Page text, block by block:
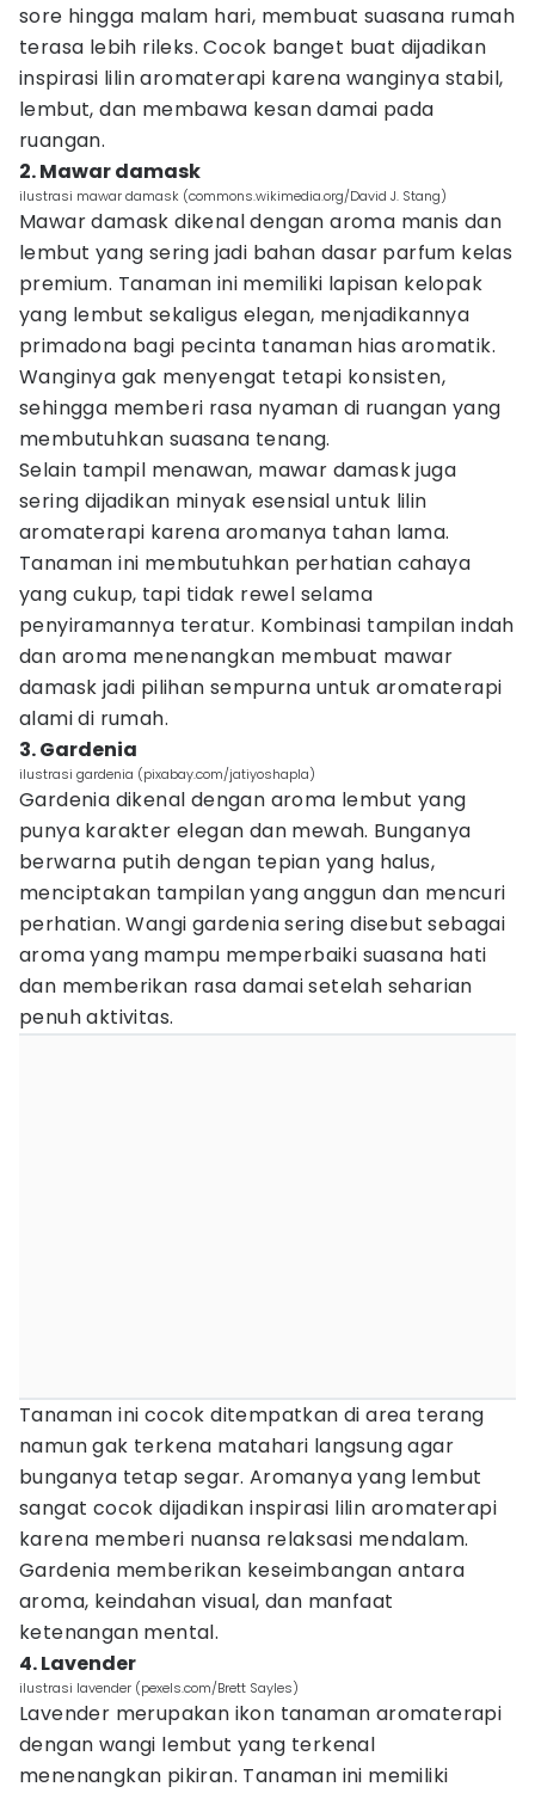
sore hingga malam hari, membuat suasana rumah
terasa lebih rileks. Cocok banget buat dijadikan
inspirasi lilin aromaterapi karena wanginya stabil,
lembut, dan membawa kesan damai pada
ruangan.
2. Mawar damask
ilustrasi mawar damask (commons.wikimedia.org/David J. Stang)
Mawar damask dikenal dengan aroma manis dan
lembut yang sering jadi bahan dasar parfum kelas
premium. Tanaman ini memiliki lapisan kelopak
yang lembut sekaligus elegan, menjadikannya
primadona bagi pecinta tanaman hias aromatik.
Wanginya gak menyengat tetapi konsisten,
sehingga memberi rasa nyaman di ruangan yang
membutuhkan suasana tenang.
Selain tampil menawan, mawar damask juga
sering dijadikan minyak esensial untuk lilin
aromaterapi karena aromanya tahan lama.
Tanaman ini membutuhkan perhatian cahaya
yang cukup, tapi tidak rewel selama
penyiramannya teratur. Kombinasi tampilan indah
dan aroma menenangkan membuat mawar
damask jadi pilihan sempurna untuk aromaterapi
alami di rumah.
3. Gardenia
ilustrasi gardenia (pixabay.com/jatiyoshapla)
Gardenia dikenal dengan aroma lembut yang
punya karakter elegan dan mewah. Bunganya
berwarna putih dengan tepian yang halus,
menciptakan tampilan yang anggun dan mencuri
perhatian. Wangi gardenia sering disebut sebagai
aroma yang mampu memperbaiki suasana hati
dan memberikan rasa damai setelah seharian
penuh aktivitas.
Tanaman ini cocok ditempatkan di area terang
namun gak terkena matahari langsung agar
bunganya tetap segar. Aromanya yang lembut
sangat cocok dijadikan inspirasi lilin aromaterapi
karena memberi nuansa relaksasi mendalam.
Gardenia memberikan keseimbangan antara
aroma, keindahan visual, dan manfaat
ketenangan mental.
4. Lavender
ilustrasi lavender (pexels.com/Brett Sayles)
Lavender merupakan ikon tanaman aromaterapi
dengan wangi lembut yang terkenal
menenangkan pikiran. Tanaman ini memiliki